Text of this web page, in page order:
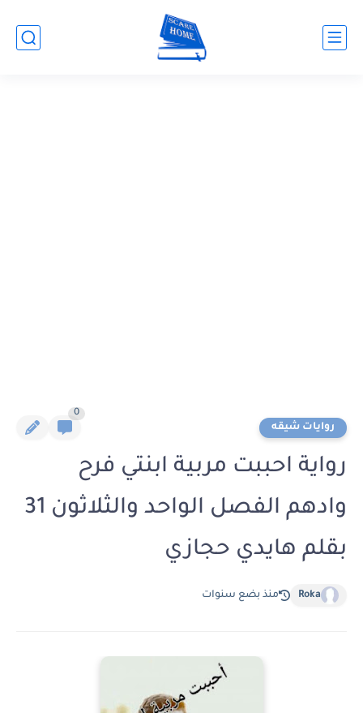
روايات شيقه
0
رواية احببت مربية ابنتي فرح
وادهم الفصل الواحد والثلاثون 31
بقلم هايدي حجازي
Roka منذ بضع سنوات